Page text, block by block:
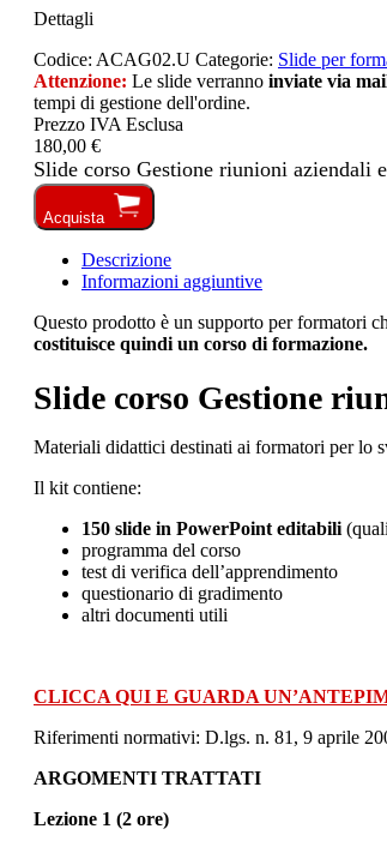
Dettagli
Codice: ACAG02.U Categorie: Slide per
Attenzione: Le slide verranno inviate via
tempi di gestione dell'ordine.
Prezzo IVA Esclusa
180,00 €
Slide corso Gestione riunioni aziendali
Acquista
Descrizione
Informazioni aggiuntive
Questo prodotto è un supporto per formatori
costituisce quindi un corso di formazione.
Slide corso Gestione
Materiali didattici destinati ai formatori per lo
Il kit contiene:
150 slide in PowerPoint editabili
programma del corso
test di verifica dell’apprendimento
questionario di gradimento
altri documenti utili
CLICCA QUI E GUARDA
Riferimenti normativi: D.lgs. n. 81, 9 aprile
ARGOMENTI TRATTATI
Lezione 1 (2 ore)